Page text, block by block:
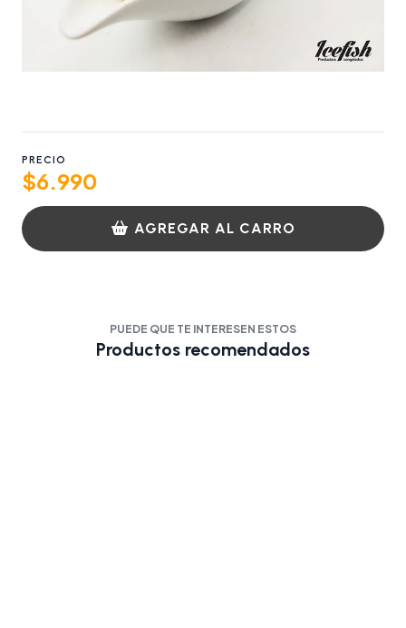
PRECIO
$6.990
AGREGAR AL CARRO
PUEDE QUE TE INTERESEN ESTOS
Productos recomendados